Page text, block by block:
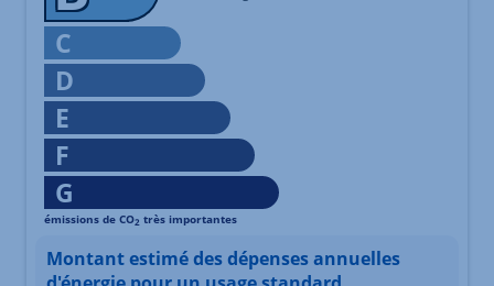
C
D
E
F
G
émissions de CO2 très importantes
Montant estimé des dépenses annuelles